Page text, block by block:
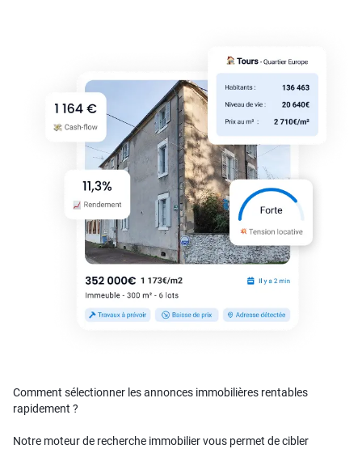
Comment sélectionner les annonces immobilières rentables
rapidement ?
Notre moteur de recherche immobilier vous permet de cibler